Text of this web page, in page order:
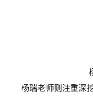
杨瑞老师则注重深